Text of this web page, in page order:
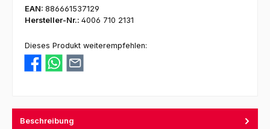
EAN: 886661537129
Hersteller-Nr.: 4006 710 2131
Dieses Produkt weiterempfehlen:
Beschreibung